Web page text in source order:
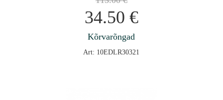
34.50 €
Kõrvarõngad
Art: 10EDLR30321